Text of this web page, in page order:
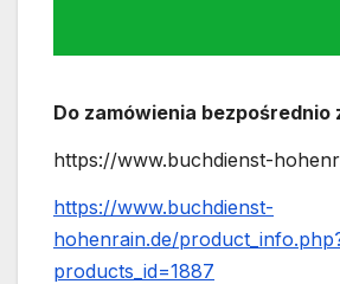
Do zamówienia bezpośrednio
https://www.buchdienst-
https://www.buchdienst-
hohenrain.de/
products_id=1887